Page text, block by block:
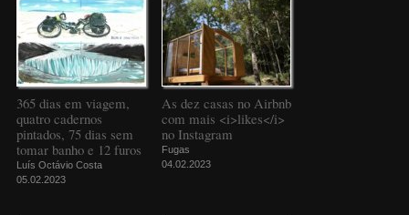
365 dias em viagem,
quatro cadernos
pintados, 75 dias sem
tomar banho e 12 furos
Luís Octávio Costa
05.02.2023
As dez casas no Airbnb
com mais <i>likes</i>
no Instagram
Fugas
04.02.2023